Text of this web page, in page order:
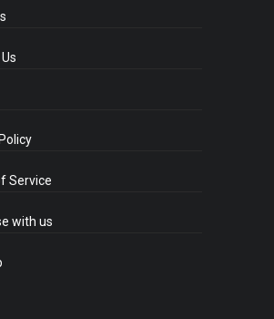
Service
with us